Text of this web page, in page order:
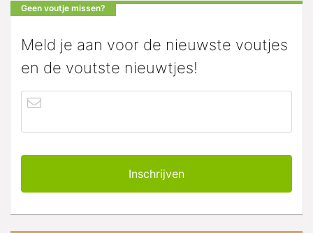
Geen voutje missen?
Meld je aan voor de nieuwste voutjes
en de voutste nieuwtjes!